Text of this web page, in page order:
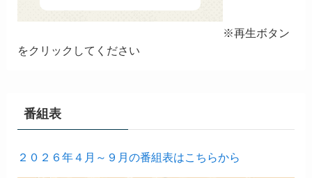
※再生ボタン
をクリックしてください
番組表
２０２６年４月～９月の番組表はこちらから